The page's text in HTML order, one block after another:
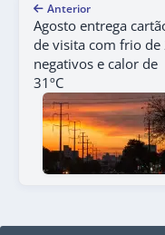
Anterior
Agosto entrega
de visita com frio de
negativos e calor de
31ºC